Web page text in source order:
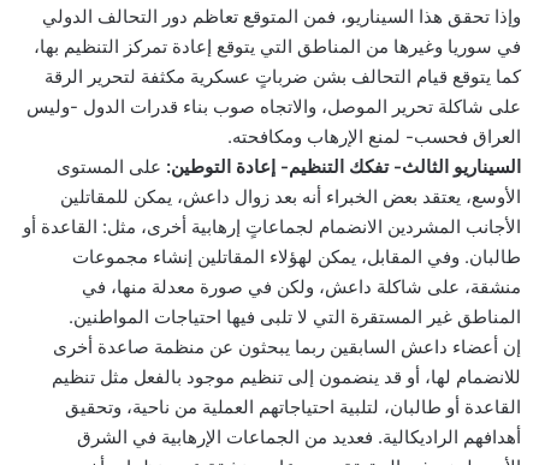
وإذا تحقق هذا السيناريو، فمن المتوقع تعاظم دور التحالف الدولي
في سوريا وغيرها من المناطق التي يتوقع إعادة تمركز التنظيم بها،
كما يتوقع قيام التحالف بشن ضرباتٍ عسكرية مكثفة لتحرير الرقة
على شاكلة تحرير الموصل، والاتجاه صوب بناء قدرات الدول -وليس
العراق فحسب- لمنع الإرهاب ومكافحته.
السيناريو الثالث- تفكك التنظيم- إعادة التوطين: على المستوى
الأوسع، يعتقد بعض الخبراء أنه بعد زوال داعش، يمكن للمقاتلين
الأجانب المشردين الانضمام لجماعاتٍ إرهابية أخرى، مثل: القاعدة أو
طالبان. وفي المقابل، يمكن لهؤلاء المقاتلين إنشاء مجموعات
منشقة، على شاكلة داعش، ولكن في صورة معدلة منها، في
المناطق غير المستقرة التي لا تلبى فيها احتياجات المواطنين.
إن أعضاء داعش السابقين ربما يبحثون عن منظمة صاعدة أخرى
للانضمام لها، أو قد ينضمون إلى تنظيم موجود بالفعل مثل تنظيم
القاعدة أو طالبان، لتلبية احتياجاتهم العملية من ناحية، وتحقيق
أهدافهم الراديكالية. فعديد من الجماعات الإرهابية في الشرق